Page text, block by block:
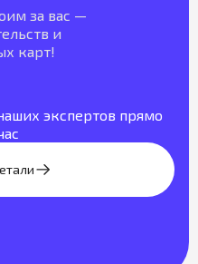
за вас —
и
карт!
экспертов прямо